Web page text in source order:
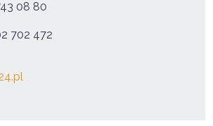
08 80
702 472